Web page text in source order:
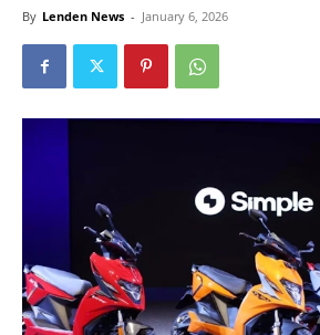
By Lenden News - January 6, 2026